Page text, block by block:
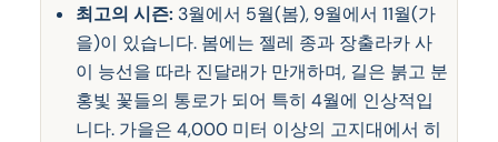
최고의 시즌: 3월에서 5월(봄), 9월에서 11월(가
을)이 있습니다. 봄에는 젤레 종과 장출라카 사
이 능선을 따라 진달래가 만개하며, 길은 붉고 분
홍빛 꽃들의 통로가 되어 특히 4월에 인상적입
니다. 가을은 4,000 미터 이상의 고지대에서 히